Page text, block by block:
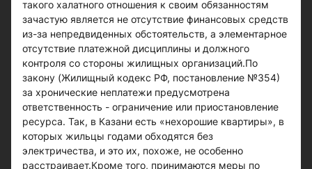
такого халатного отношения к своим обязанностям
зачастую является не отсутствие финансовых средств
из-за непредвиденных обстоятельств, а элементарное
отсутствие платежной дисциплины и должного
контроля со стороны жилищных организаций.По
закону (Жилищный кодекс РФ, постановление №354)
за хронические неплатежи предусмотрена
ответственность - ограничение или приостановление
ресурса. Так, в Казани есть «нехорошие квартиры», в
которых жильцы годами обходятся без
электричества, и это их, похоже, не особенно
расстраивает.Кроме того, принимаются меры по